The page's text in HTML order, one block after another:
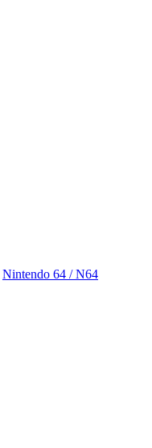
Nintendo 64 / N64